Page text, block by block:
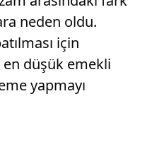
neden oldu.
için
düşük emekli
yapmayı